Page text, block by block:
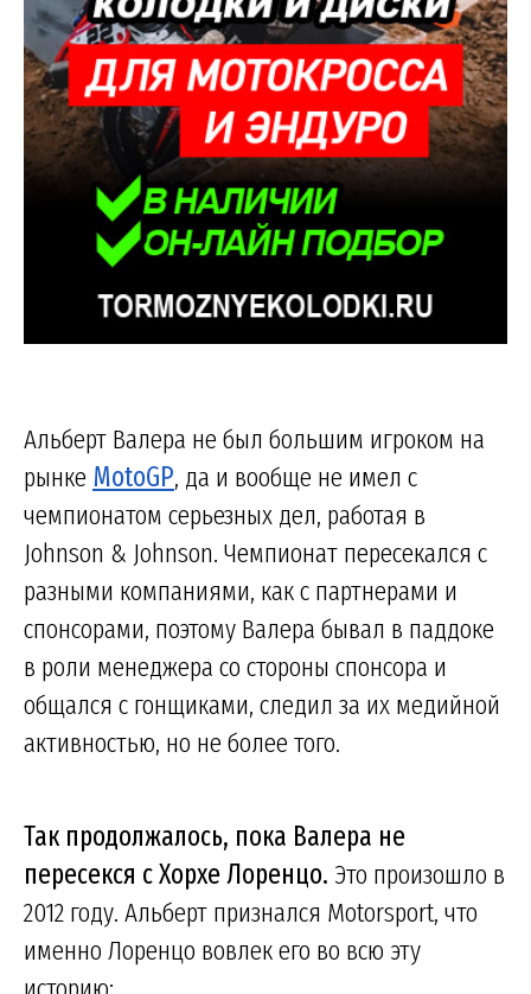
Альберт Валера не был большим игроком на
рынке MotoGP, да и вообще не имел с
чемпионатом серьезных дел, работая в
Johnson & Johnson. Чемпионат пересекался с
разными компаниями, как с партнерами и
спонсорами, поэтому Валера бывал в паддоке
в роли менеджера со стороны спонсора и
общался с гонщиками, следил за их медийной
активностью, но не более того.
Так продолжалось, пока Валера не
пересекся с Хорхе Лоренцо. Это произошло в
2012 году. Альберт признался Motorsport, что
именно Лоренцо вовлек его во всю эту